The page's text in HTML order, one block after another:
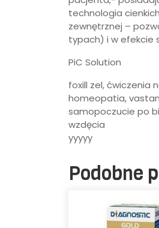
technologia
zewnętrznej –
typach) i w efekcie
PiC Solution
foxill zel, ćwiczenia
homeopatia,
samopoczucie po
wzdęcia
yyyyy
Podobne